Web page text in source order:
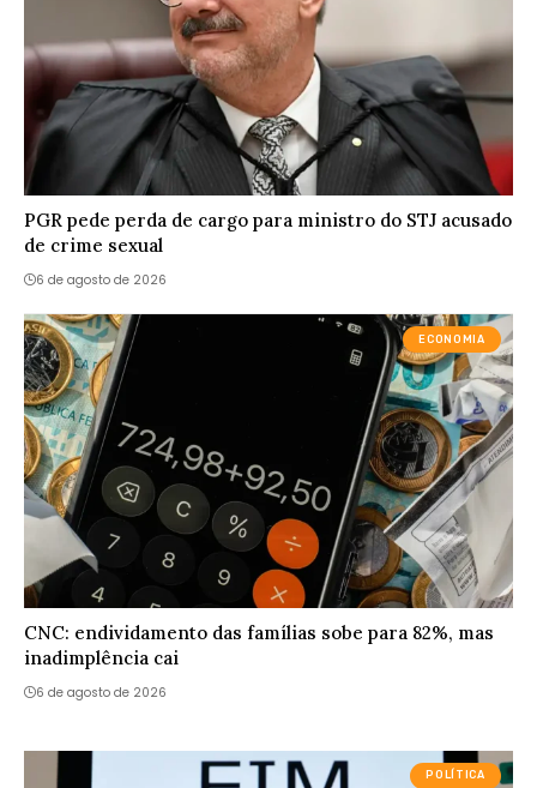
PGR pede perda de cargo para ministro do STJ acusado
de crime sexual
6 de agosto de 2026
ECONOMIA
CNC: endividamento das famílias sobe para 82%, mas
inadimplência cai
6 de agosto de 2026
POLÍTICA